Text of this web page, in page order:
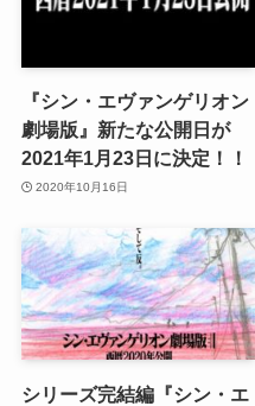
『シン・エヴァンゲリオン
劇場版』新たな公開日が
2021年1月23日に決定！！
2020年10月16日
シリーズ完結編『シン・エ